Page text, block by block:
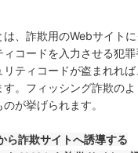
、詐欺用のWebサイト
コードを入力させる犯
ティコードが盗まれれ
。 フィッシング詐欺の
が挙げられます。
ら詐欺サイトへ誘導する